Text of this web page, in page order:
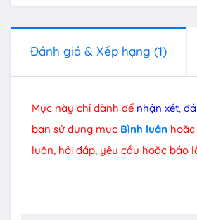
Đánh giá & Xếp hạng (1)
Mục này chỉ dành để nhận xét,
bạn sử dụng mục Bình luận hoặc
luận, hỏi đáp, yêu cầu hoặc báo